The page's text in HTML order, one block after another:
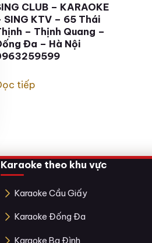
CLUB – KARAOKE
SING KTV – 65 Thái
– Thịnh Quang –
Đa – Hà Nội
tiếp
Karaoke theo khu vực
Karaoke Cầu Giấy
Karaoke Đống Đa
Karaoke Ba Đình